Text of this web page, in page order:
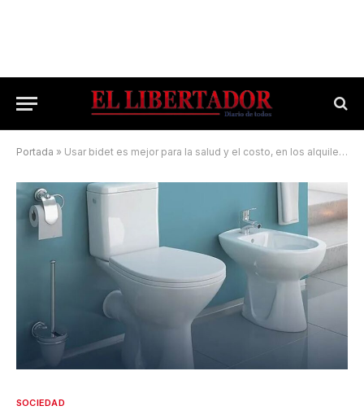
Portada » Usar bidet es mejor para la salud y el costo, en los alquileres lo olvidan
SOCIEDAD